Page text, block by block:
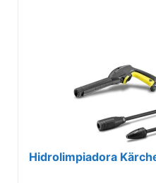
Hidrolimpiadora